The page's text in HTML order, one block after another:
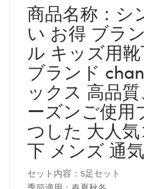
商品名称：シ
い お得 ブラ
ル キッズ用
ブランド
ックス 高品
ーズンご使用
つした 大人
下 メンズ 通
セット内容：5足セット